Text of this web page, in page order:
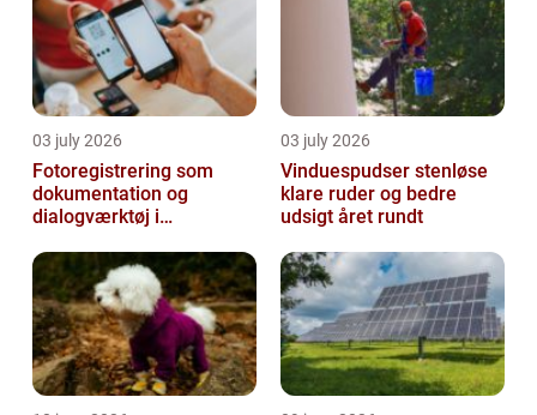
03 july 2026
Fotoregistrering som
dokumentation og
dialogværktøj i
03 july 2026
Vinduespudser stenløse
klare ruder og bedre
udsigt året rundt